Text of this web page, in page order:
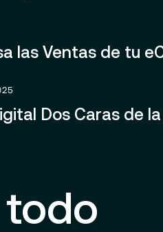
las Ventas de tu
Dos Caras de